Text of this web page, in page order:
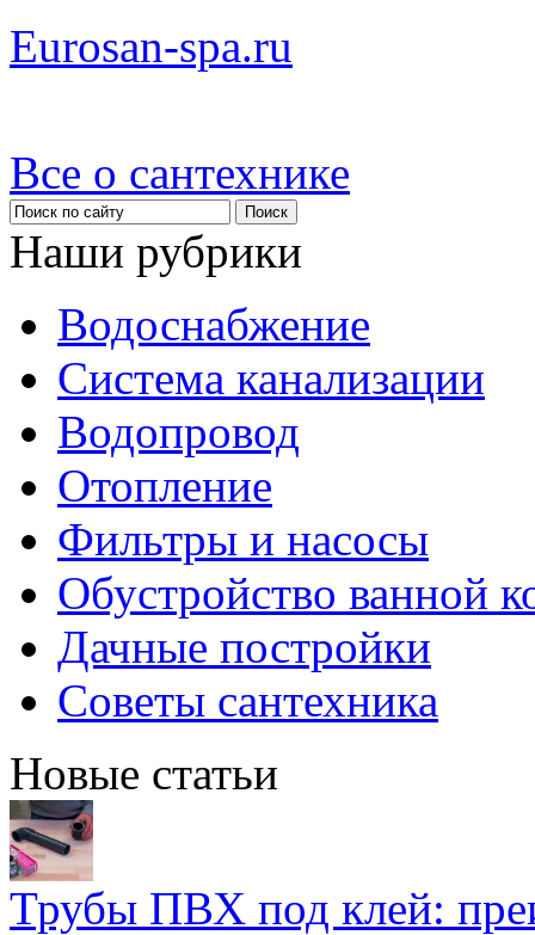
Eurosan-spa.ru
Все о сантехнике
Наши рубрики
Водоснабжение
Система канализации
Водопровод
Отопление
Фильтры и насосы
Обустройство ванной
Дачные постройки
Советы сантехника
Новые статьи
Трубы ПВХ под клей: